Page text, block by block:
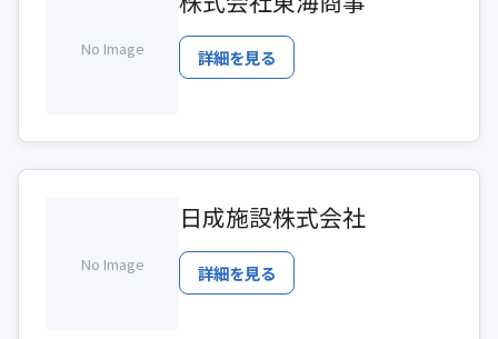
No Image 詳細を見る
No Image
日成施設株式会社
詳細を見る